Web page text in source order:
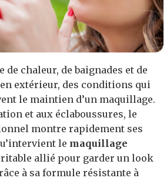
de chaleur, de baignades et de
extérieur, des conditions qui
le maintien d’un maquillage.
et aux éclaboussures, le
montre rapidement ses
le maquillage
allié pour garder un look
à sa formule résistante à